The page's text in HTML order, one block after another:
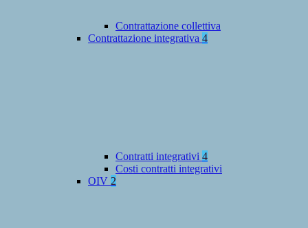
Contrattazione collettiva
Contrattazione integrativa 4
Contratti integrativi 4
Costi contratti integrativi
OIV 2